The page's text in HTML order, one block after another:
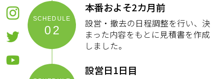
02
本番およそ2カ月前
設営・撤去の日程調整を行い、決
まった内容をもとに見積書を作成
しました。
設営日1日目